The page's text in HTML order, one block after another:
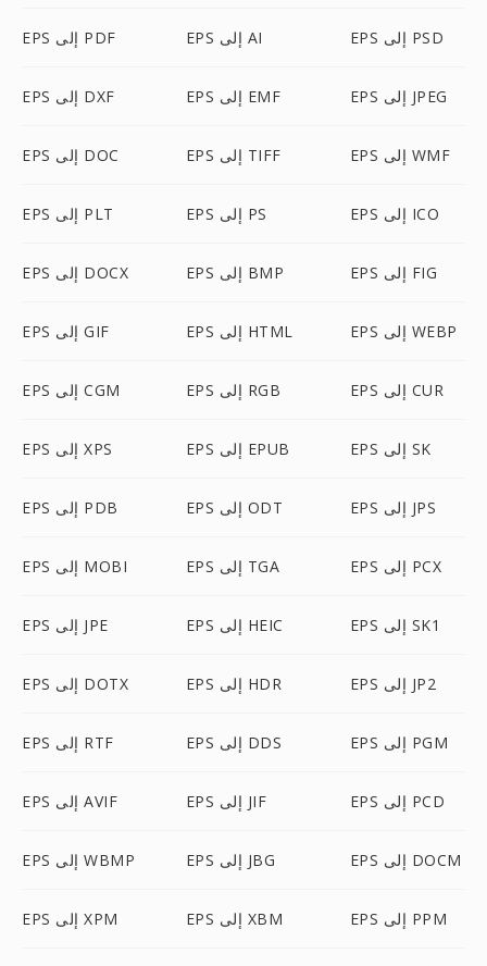
EPS إلى PDF EPS إلى AI EPS إلى PSD
EPS إلى DXF EPS إلى EMF EPS إلى JPEG
EPS إلى DOC EPS إلى TIFF EPS إلى WMF
EPS إلى PLT EPS إلى PS EPS إلى ICO
EPS إلى DOCX EPS إلى BMP EPS إلى FIG
EPS إلى GIF EPS إلى HTML EPS إلى WEBP
EPS إلى CGM EPS إلى RGB EPS إلى CUR
EPS إلى XPS EPS إلى EPUB EPS إلى SK
EPS إلى PDB EPS إلى ODT EPS إلى JPS
EPS إلى MOBI EPS إلى TGA EPS إلى PCX
EPS إلى JPE EPS إلى HEIC EPS إلى SK1
EPS إلى DOTX EPS إلى HDR EPS إلى JP2
EPS إلى RTF EPS إلى DDS EPS إلى PGM
EPS إلى AVIF EPS إلى JIF EPS إلى PCD
EPS إلى WBMP EPS إلى JBG EPS إلى DOCM
EPS إلى XPM EPS إلى XBM EPS إلى PPM